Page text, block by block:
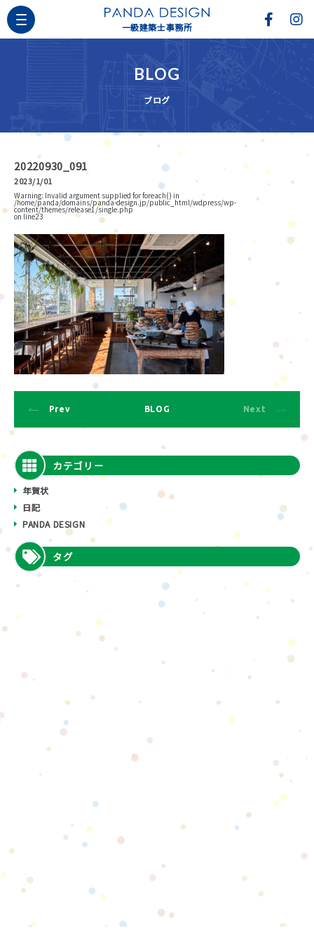
一級建築士事務所
BLOG
ブログ
20220930_091
2023/1/01
Warning: Invalid argument supplied for foreach() in
/home/panda/domains/panda-design.jp/public_html/wdpress/wp-
content/themes/release1/single.php
on line23
Prev BLOG Next
カテゴリー
年賀状
日記
PANDA DESIGN
タグ